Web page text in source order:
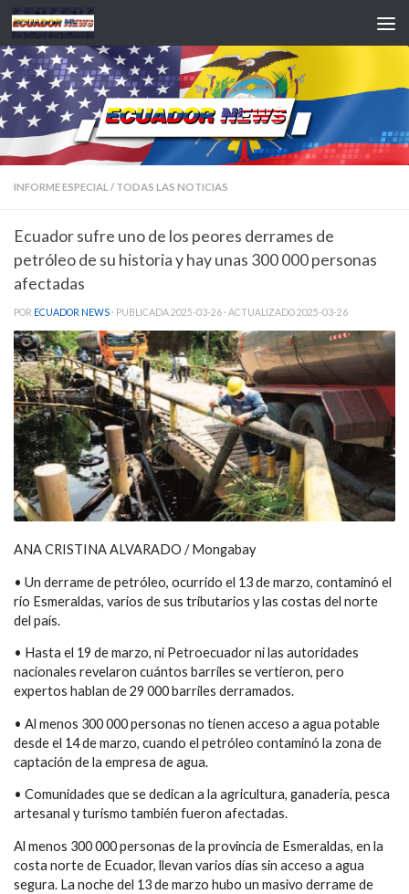
Saltar al contenido
INFORME ESPECIAL / TODAS LAS NOTICIAS
Ecuador sufre uno de los peores derrames de
petróleo de su historia y hay unas 300 000 personas
afectadas
POR ECUADOR NEWS · PUBLICADA2025-03-26 · ACTUALIZADO2025-03-26
ANA CRISTINA ALVARADO / Mongabay
• Un derrame de petróleo, ocurrido el 13 de marzo, contaminó el
río Esmeraldas, varios de sus tributarios y las costas del norte
del país.
• Hasta el 19 de marzo, ni Petroecuador ni las autoridades
nacionales revelaron cuántos barriles se vertieron, pero
expertos hablan de 29 000 barriles derramados.
• Al menos 300 000 personas no tienen acceso a agua potable
desde el 14 de marzo, cuando el petróleo contaminó la zona de
captación de la empresa de agua.
• Comunidades que se dedican a la agricultura, ganadería, pesca
artesanal y turismo también fueron afectadas.
Al menos 300 000 personas de la provincia de Esmeraldas, en la
costa norte de Ecuador, llevan varios días sin acceso a agua
segura. La noche del 13 de marzo hubo un masivo derrame de